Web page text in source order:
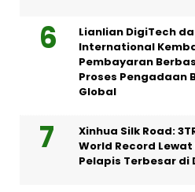
Lianlian DigiTech
International
Pembayaran
Proses Pengadaan
Global
Xinhua Silk Road:
World Record
Pelapis Terbesar di